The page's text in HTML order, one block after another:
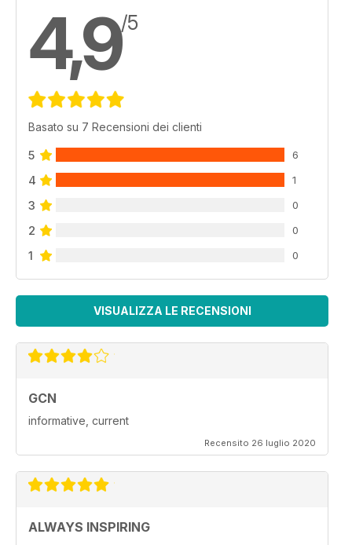
4,9/5
Basato su 7 Recensioni dei clienti
5 6
4 1
3 0
2 0
1 0
VISUALIZZA LE RECENSIONI
GCN
informative, current
Recensito 26 luglio 2020
ALWAYS INSPIRING